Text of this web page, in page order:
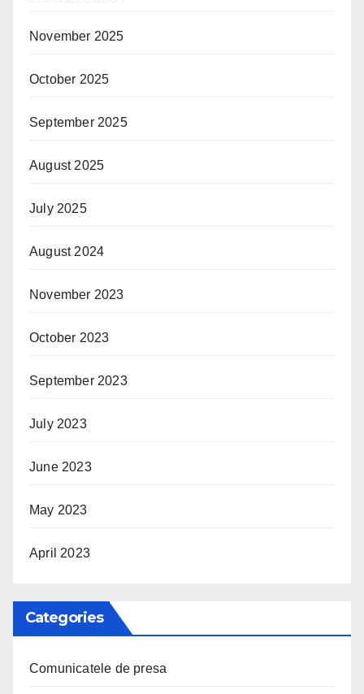
November 2025
October 2025
September 2025
August 2025
July 2025
August 2024
November 2023
October 2023
September 2023
July 2023
June 2023
May 2023
April 2023
Categories
Comunicatele de presa